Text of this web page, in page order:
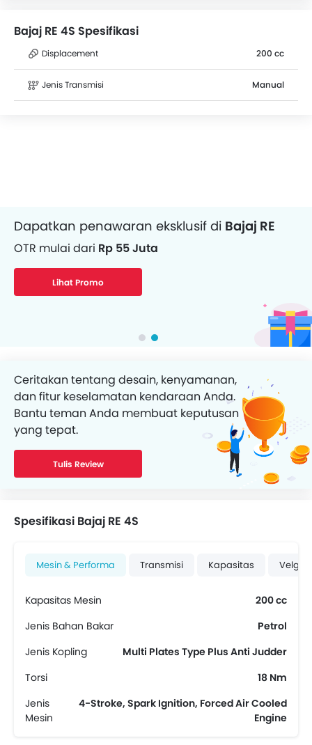
Bajaj RE 4S Spesifikasi
Displacement 200 cc
Jenis Transmisi Manual
Dapatkan penawaran eksklusif di Bajaj RE
OTR mulai dari Rp 55 Juta
Lihat Promo
Ceritakan tentang desain, kenyamanan,
dan fitur keselamatan kendaraan Anda.
Bantu teman Anda membuat keputusan
yang tepat.
Tulis Review
Spesifikasi Bajaj RE 4S
Mesin & Performa Transmisi Kapasitas Velg &
Kapasitas Mesin
200 cc
Jenis Bahan Bakar
Petrol
Jenis Kopling
Multi Plates Type Plus Anti Judder
Torsi
18 Nm
Jenis
Mesin
4-Stroke, Spark Ignition, Forced Air Cooled
Engine